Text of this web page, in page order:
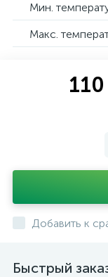
Мин.
Макс.
Добавить к
Быстрый